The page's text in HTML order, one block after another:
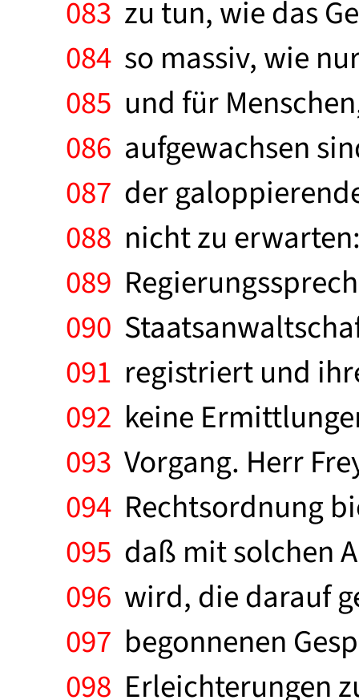
083 zu tun, wie das
084 so massiv, wie
085 und für
086 aufgewachsen
087 der
088 nicht zu
089
090
091 registriert und
092 keine
093 Vorgang. Herr
094 Rechtsordnung
095 daß mit solchen
096 wird, die darauf
097 begonnenen
098 Erleichterungen